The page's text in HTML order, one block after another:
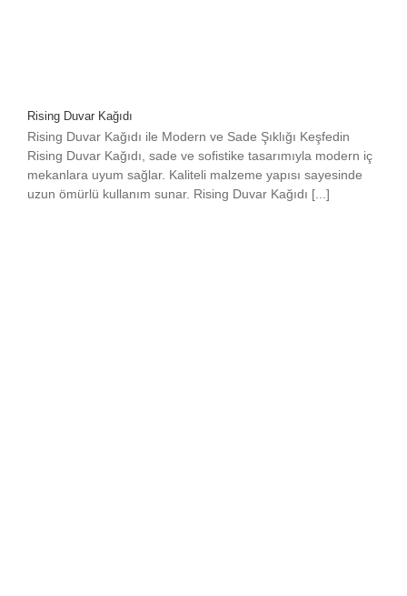
Rising Duvar Kağıdı
Rising Duvar Kağıdı ile Modern ve Sade Şıklığı Keşfedin
Rising Duvar Kağıdı, sade ve sofistike tasarımıyla modern iç
mekanlara uyum sağlar. Kaliteli malzeme yapısı sayesinde
uzun ömürlü kullanım sunar. Rising Duvar Kağıdı [...]